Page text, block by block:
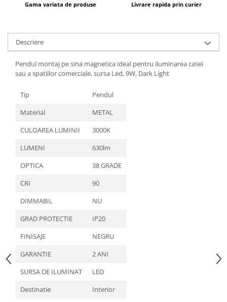
Gama variata de produse Livrare rapida prin curier
Descriere
Pendul montaj pe sina magnetica ideal pentru iluminarea casei
sau a spatiilor comerciale, sursa Led, 9W, Dark Light
Tip
Pendul
Material
METAL
CULOAREA LUMINII
3000K
LUMENI
630lm
OPTICA
38 GRADE
CRI
90
DIMMABIL
NU
GRAD PROTECTIE
IP20
FINISAJE
NEGRU
GARANTIE
2 ANI
SURSA DE ILUMINAT
LED
Destinatie
Interior